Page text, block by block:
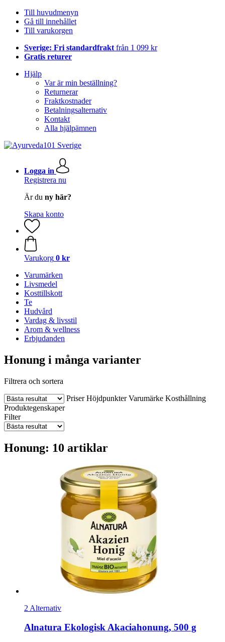
Till huvudmenyn
Gå till innehållet
Till varukorgen
Sverige: Fri standardfrakt från 1 099 kr
Gratis returer
Hjälp
Var är min beställning?
Returnerar
Fraktkostnader
Betalningsalternativ
Kontakt
Alla hjälpämnen
Logga in
Registrera nu
Är du ny här?
Skapa konto
Varukorg 0 kr
Varumärken
Livsmedel
Kosttillskott
Te
Hudvård
Vardag & livsstil
Arom & wellness
Erbjudanden
Honung i många varianter
Filtrera och sortera
Priser Höjdpunkter Varumärke Kosthållning
Produktegenskaper
Filter
Honung: 10 artiklar
2 Alternativ
Alnatura Ekologisk Akaciahonung, 500 g